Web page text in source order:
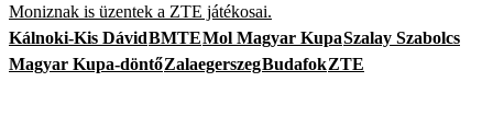
Moniznak is üzentek a ZTE játékosai.
Kálnoki-Kis DávidBMTEMol Magyar KupaSzalay Szabolcs
Magyar Kupa-döntőZalaegerszegBudafokZTE